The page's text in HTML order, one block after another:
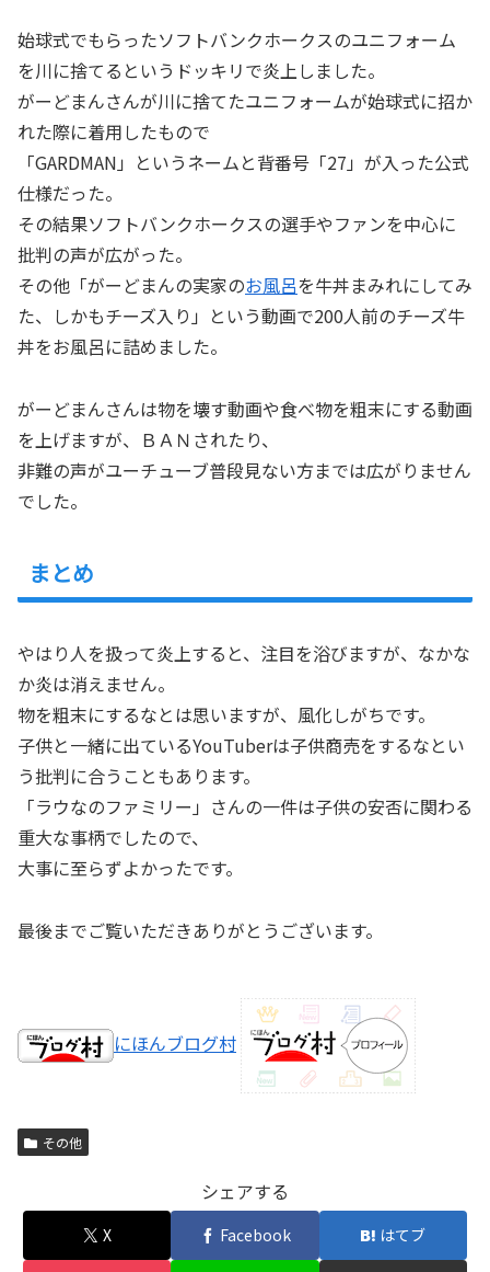
始球式でもらったソフトバンクホークスのユニフォーム
を川に捨てるというドッキリで炎上しました。
がーどまんさんが川に捨てたユニフォームが始球式に招か
れた際に着用したもので
「GARDMAN」というネームと背番号「27」が入った公式
仕様だった。
その結果ソフトバンクホークスの選手やファンを中心に
批判の声が広がった。
その他「がーどまんの実家のお風呂を牛丼まみれにしてみ
た、しかもチーズ入り」という動画で200人前のチーズ牛
丼をお風呂に詰めました。
がーどまんさんは物を壊す動画や食べ物を粗末にする動画
を上げますが、ＢＡＮされたり、
非難の声がユーチューブ普段見ない方までは広がりません
でした。
まとめ
やはり人を扱って炎上すると、注目を浴びますが、なかな
か炎は消えません。
物を粗末にするなとは思いますが、風化しがちです。
子供と一緒に出ているYouTuberは子供商売をするなとい
う批判に合うこともあります。
「ラウなのファミリー」さんの一件は子供の安否に関わる
重大な事柄でしたので、
大事に至らずよかったです。
最後までご覧いただきありがとうございます。
にほんブログ村
その他
シェアする
X Facebook はてブ